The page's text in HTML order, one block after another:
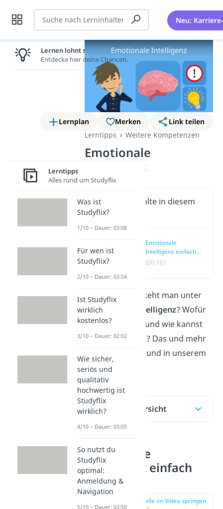
Suche Neu:
Lernplan Merken
Link teilen
Lerntipps
Weitere Kompetenzen
Emotionale
Intelligenz
Wichtige Inhalte in diesem
Video
Emotionale
Intelligenz einfach
erklärt
(00:16)
Was genau versteht man unter
emotionaler Intelligenz? Wofür
brauchst du sie und wie kannst
du sie trainieren? Das und mehr
erfährst du hier und in unserem
Video!
Inhaltsübersicht
Emotionale
Intelligenz einfach
erklärt
zur Stelle im Video springen
Lernen lohnt sich!
Entdecke hier deine Chancen.
Lerntipps
Alles rund um Studyflix
Was ist
Studyflix?
1/10 – Dauer: 03:08
Für wen ist
Studyflix?
2/10 – Dauer: 03:54
Ist Studyflix
wirklich
kostenlos?
3/10 – Dauer: 02:02
Wie sicher,
seriös und
qualitativ
hochwertig ist
Studyflix
wirklich?
4/10 – Dauer: 03:05
So nutzt du
Studyflix
optimal:
Anmeldung &
Navigation
5/10 – Dauer: 03:50